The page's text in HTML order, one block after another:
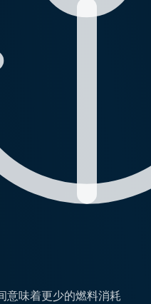
意味着更少的燃料消耗